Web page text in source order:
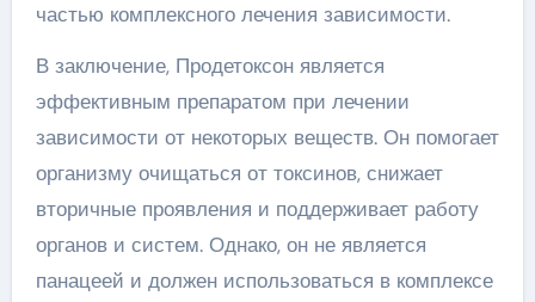
частью комплексного лечения зависимости.
В заключение, Продетоксон является
эффективным препаратом при лечении
зависимости от некоторых веществ. Он помогает
организму очищаться от токсинов, снижает
вторичные проявления и поддерживает работу
органов и систем. Однако, он не является
панацеей и должен использоваться в комплексе